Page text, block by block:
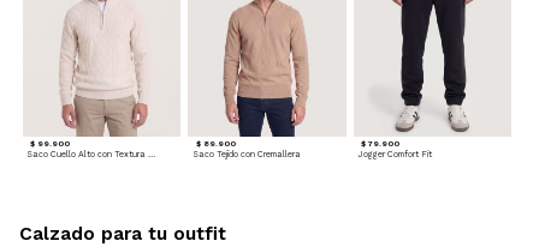
$ 99.900
Saco Cuello Alto con Textura Trenzada
$ 89.900
Saco Tejido con Cremallera
$ 79.900
Jogger Comfort Fit
Calzado para tu outfit